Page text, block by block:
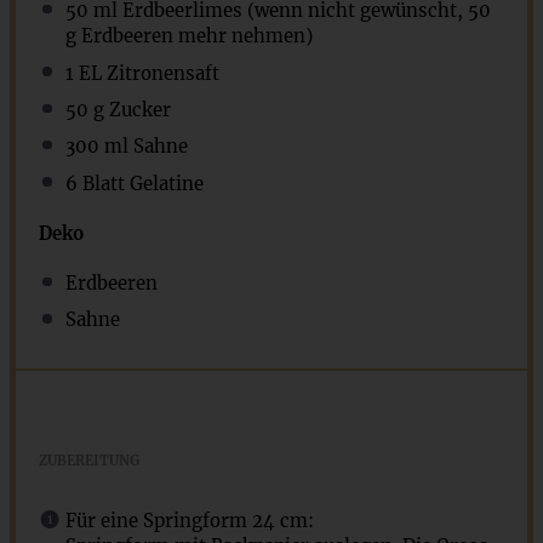
50 ml Erdbeerlimes (wenn nicht gewünscht, 50
gErdbeeren mehr nehmen)
1 EL Zitronensaft
50 gZucker
300 ml Sahne
6 Blatt Gelatine
Deko
Erdbeeren
Sahne
Für eine Springform 24 cm: